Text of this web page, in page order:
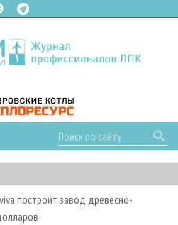
построит завод древесно-